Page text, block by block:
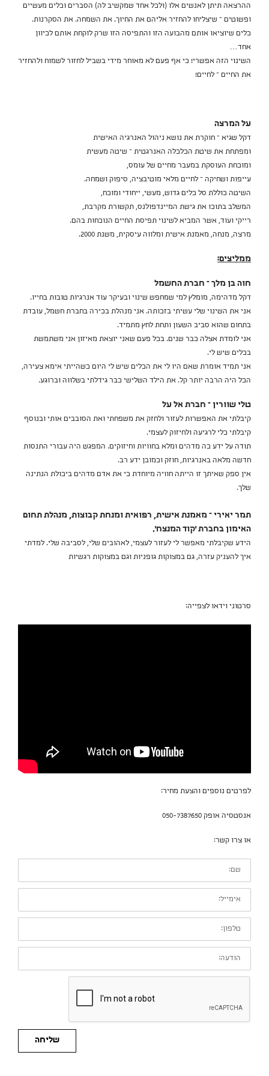
ההרצאה תיתן לאנשים אלו (ולכל אחד שמקשיב לה) הסברים וכלים מעשיים
ופשוטים – שיצליחו להחזיר אליהם את החיוך. את השמחה. את הסקרנות.
כלים שיוציאו אותם מהבועה הזו והתפיסה הזו שרק לוקחת אותם לכיוון
אחד…
השינוי הזה אפשרי! כי אף פעם לא מאוחר מידי בשביל לחזור לשמוח ולהחזיר
את החיים – לחיים!
על המרצה
דקל שגיא – חוקרת את נושא ניהול האנרגיה האישית
ומפתחת את שיטת הכלכלה האנרגטית – שיטה מעשית
ומוכחת העוסקת במעבר מחיים של עומס,
עייפות ושחיקה – לחיים מלאי מוטיבציה, סיפוק ושמחה.
השיטה כוללת סל כלים גדוש, מעשי, ייחודי ומוכח,
המשלב בתוכו את גישת המיינדפולנס, תקשורת מקרבת,
רייקי ועוד, אשר המביא לשינוי תפיסת החיים הנוכחות בהם.
מרצה, מנחה, מאמנת אישית ומלווה עיסקית, משנת 2000.
ממליצים:
חוה בן מלך – חברת החשמל
דקל מדהימה, מומלץ למי שמחפש שינוי ובעיקר עוד אנרגיות טובות בחייו.
אני את השינוי שלי עשיתי בזכותה. אני מנהלת בכירה בחברת חשמל, עובדת
בתחום שהוא סביב השעון ותחת לחץ מתמיד.
אני לומדת אצלה כבר שנים. בכל פעם שאני יוצאת מאיזון אני משתמשת
בכלים שיש לי.
אני תמיד אומרת שאם היו לי את הכלים שיש לי היום כשהייתי אימא צעירה,
הכל היה הרבה יותר קל. את הילד השלישי כבר גידלתי בשלווה וברוגע.
טלי שוורין – חברת אל על
קיבלתי את האפשרות לעזור ולחזק את משפחתי ואת הסובבים אותי ובנוסף
קיבלתי כלי לרגיעה ולחיזוק לעצמי.
תודה על ידע כה מדהים ומלא בחוויות וחיזוקים. המפגש היה עבורי התנסות
חדשה מלאה באנרגיות, חוזק וכמובן ידע רב.
אין ספק שאיתך זו הייתה חוויה מיוחדת כי את אדם מדהים ביכולת הנתינה
שלך.
תמר יאירי – מאמנת אישית, רפואית ומנחת קבוצות, מנהלת תחום
האימון בחברת 'קוד המנצח'.
הידע שקיבלתי מאפשר לי לעזור לעצמי, לאהובים שלי, לסביבה שלי. למדתי
איך להעניק עזרה, גם במצוקות גופניות וגם במצוקות רגשיות
סרטוני וידאו לצפייה:
לפרטים נוספים והצעת מחיר:
אנסטסיה אופק 050-7387650
או צרו קשר:
שם:
אימייל:
טלפון:
הודעה:
שליחה